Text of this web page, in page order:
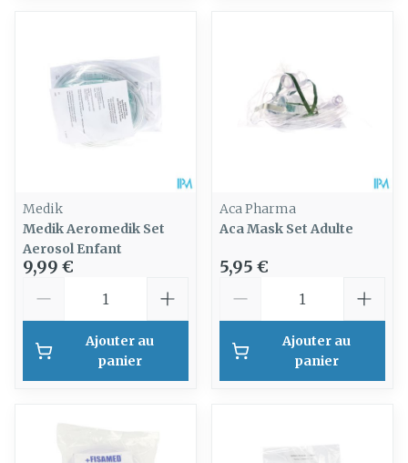
Medik
Medik Aeromedik Set
Aerosol Enfant
9,99 €
Ajouter au
panier
Aca Pharma
Aca Mask Set Adulte
5,95 €
Ajouter au
panier